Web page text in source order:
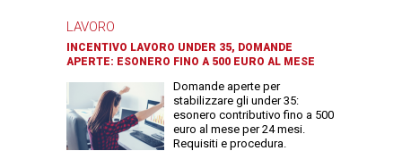
LAVORO
INCENTIVO LAVORO UNDER 35, DOMANDE
APERTE: ESONERO FINO A 500 EURO AL MESE
Domande aperte per
stabilizzare gli under 35:
esonero contributivo fino a 500
euro al mese per 24 mesi.
Requisiti e procedura.